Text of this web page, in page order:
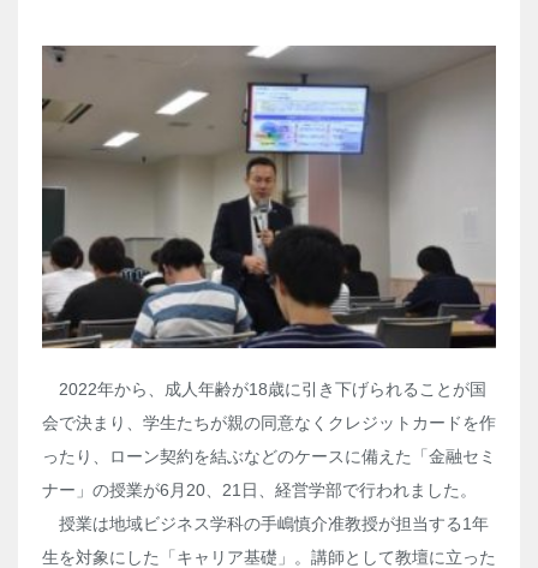
2022年から、成人年齢が18歳に引き下げられることが国
会で決まり、学生たちが親の同意なくクレジットカードを作
ったり、ローン契約を結ぶなどのケースに備えた「金融セミ
ナー」の授業が6月20、21日、経営学部で行われました。
授業は地域ビジネス学科の手嶋慎介准教授が担当する1年
生を対象にした「キャリア基礎」。講師として教壇に立った